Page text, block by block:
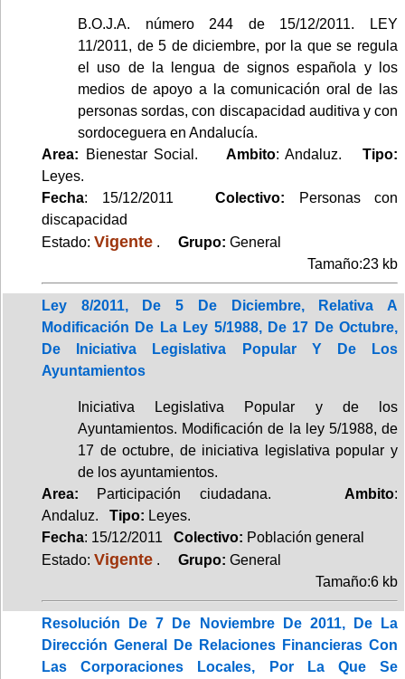
B.O.J.A. número 244 de 15/12/2011. LEY
11/2011, de 5 de diciembre, por la que se regula
el uso de la lengua de signos española y los
medios de apoyo a la comunicación oral de las
personas sordas, con discapacidad auditiva y con
sordoceguera en Andalucía.
Area: Bienestar Social. Ambito: Andaluz.Tipo:
Leyes.
Fecha: 15/12/2011 Colectivo:
Personas con
discapacidad
Estado: Vigente . Grupo: General
Tamaño:23 kb
Ley 8/2011, De 5 De Diciembre, Relativa A
Modificación De La Ley 5/1988, De 17 De Octubre,
De Iniciativa Legislativa Popular Y De Los
Ayuntamientos
Iniciativa Legislativa Popular y de los
Ayuntamientos. Modificación de la ley 5/1988, de
17 de octubre, de iniciativa legislativa popular y
de los ayuntamientos.
Area: Participación ciudadana. Ambito:
Andaluz. Tipo: Leyes.
Fecha: 15/12/2011 Colectivo: Población general
Estado: Vigente . Grupo: General
Tamaño:6 kb
Resolución De 7 De Noviembre De 2011, De La
Dirección General De Relaciones Financieras Con
Las Corporaciones Locales, Por La Que Se